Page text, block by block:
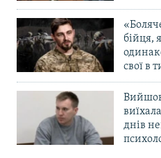
бійця,
свої в
днів